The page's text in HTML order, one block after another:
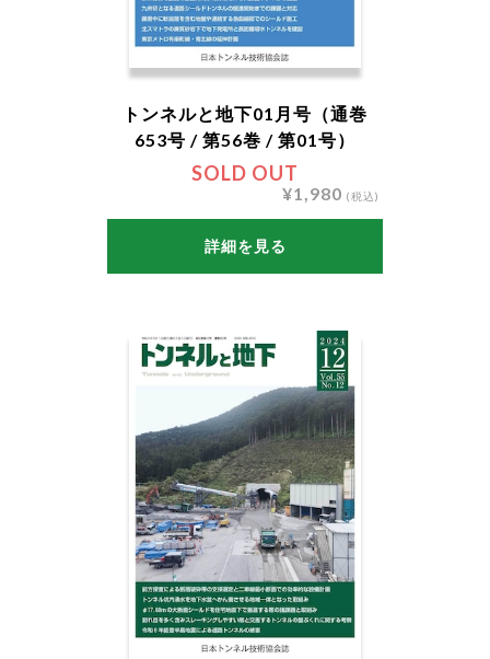
SOLD OUT
トンネルと地下01月号（通巻
653号 / 第56巻 / 第01号）
¥1,980 (税込)
詳細を見る